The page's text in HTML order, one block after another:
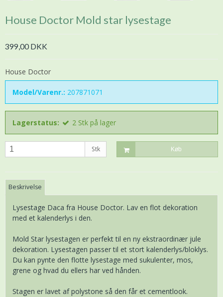
House Doctor Mold star lysestage
399,00 DKK
House Doctor
Model/Varenr.: 207871071
Lagerstatus: 2 Stk på lager
Stk Køb
Beskrivelse
Lysestage Daca fra House Doctor. Lav en flot dekoration
med et kalenderlys i den.
Mold Star lysestagen er perfekt til en ny ekstraordinær jule
dekoration. Lysestagen passer til et stort kalenderlys/bloklys.
Du kan pynte den flotte lysestage med sukulenter, mos,
grene og hvad du ellers har ved hånden.
Stagen er lavet af polystone så den får et cementlook.